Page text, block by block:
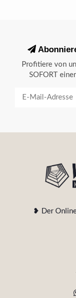
Profitiere von
SOFORT
❥ Der